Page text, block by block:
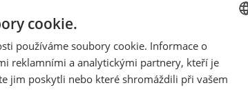
ENGLISH
cookie.
používáme soubory cookie. Informace o
reklamními a analytickými partnery, kteří je
jim poskytli nebo které shromáždili při vašem